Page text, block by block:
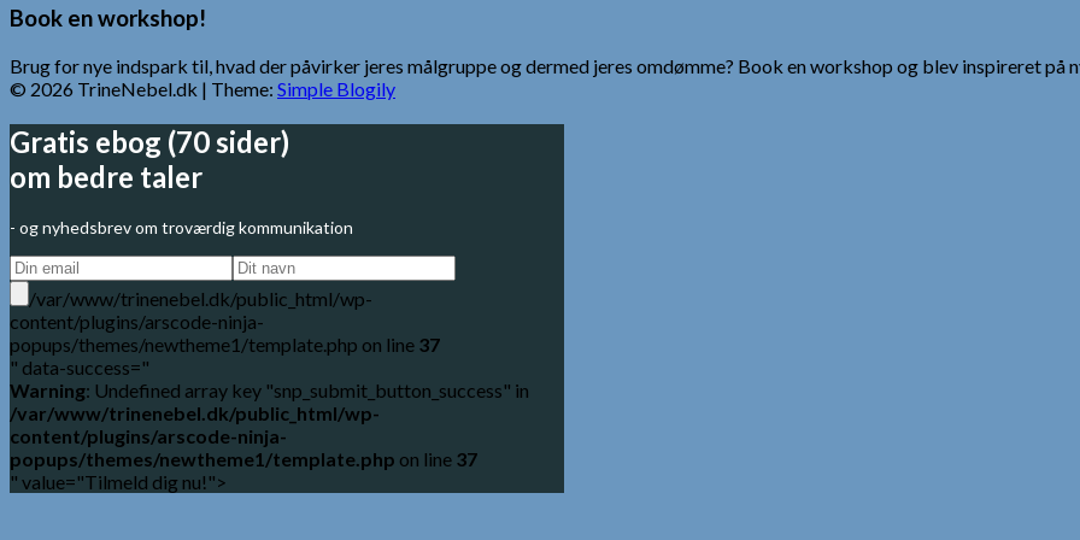
Book en workshop!
Brug for nye indspark til, hvad der påvirker jeres målgruppe og dermed jeres omdømme? Book en workshop og blev inspireret på
© 2026 TrineNebel.dk | Theme: Simple Blogily
Gratis ebog (70 sider)
om bedre taler
- og nyhedsbrev om troværdig kommunikation
/var/www/trinenebel.dk/public_html/wp-
content/plugins/arscode-ninja-
popups/themes/newtheme1/template.php on line 37
" data-success="
Warning: Undefined array key "snp_submit_button_success" in
/var/www/trinenebel.dk/public_html/wp-
content/plugins/arscode-ninja-
popups/themes/newtheme1/template.php on line 37
" value="Tilmeld dig nu!">